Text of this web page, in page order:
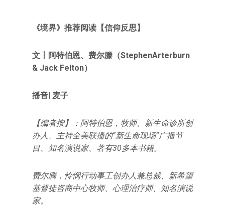
《境界》推荐阅读【信仰反思】
文丨阿特伯恩、费尔滕（StephenArterburn
& Jack Felton）
播音| 麦子
【编者按】：阿特伯恩，牧师、新生命诊所创
办人、主持全美联播的“新生命现场”广播节
目、知名演说家、著有30多本书籍。
费尔腾，怜悯行动事工创办人兼总裁、新希望
基督徒咨商中心牧师、心理治疗师、知名演说
家。